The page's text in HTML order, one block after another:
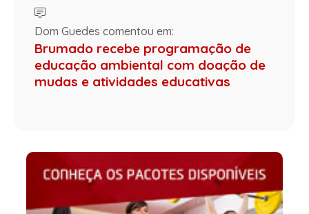
Dom Guedes comentou em:
Brumado recebe programação de
educação ambiental com doação de
mudas e atividades educativas